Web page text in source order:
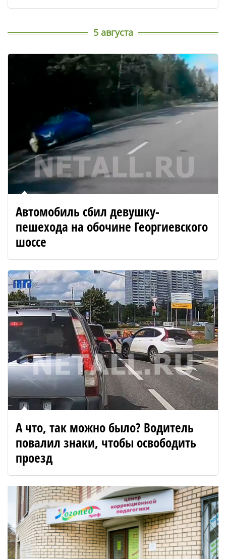
5 августа
Автомобиль сбил девушку-
пешехода на обочине Георгиевского
шоссе
А что, так можно было? Водитель
повалил знаки, чтобы освободить
проезд